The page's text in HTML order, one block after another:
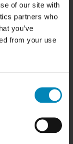
of our site with
partners who
you’ve
from your use